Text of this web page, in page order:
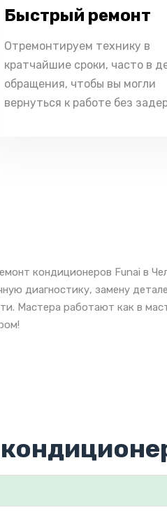
Быстрый ремонт
Отремонтируем технику в
кратчайшие сроки, часто в
обращения, чтобы вы могли
вернуться к работе без
кондиционеров Funai в
диагностику, замену
Мастера работают как в